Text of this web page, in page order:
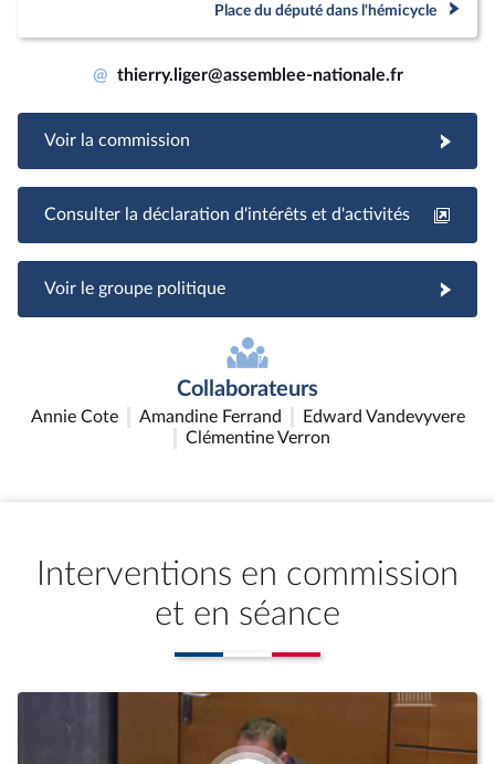
Place du député dans l'hémicycle
@ thierry.liger@assemblee-nationale.fr
Voir la commission
Consulter la déclaration d'intérêts et d'activités
Voir le groupe politique
Collaborateurs
Annie Cote Amandine Ferrand
Edward Vandevyvere
Clémentine Verron
Interventions en commission
et en séance